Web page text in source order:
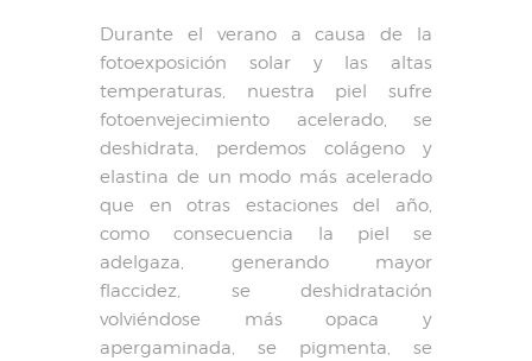
Durante el verano a causa de la
fotoexposición solar y las altas
temperaturas, nuestra piel sufre
fotoenvejecimiento acelerado, se
deshidrata, perdemos colágeno y
elastina de un modo más acelerado
que en otras estaciones del año,
como consecuencia la piel se
adelgaza, generando mayor
flaccidez, se deshidratación
volviéndose más opaca y
apergaminada, se pigmenta, se